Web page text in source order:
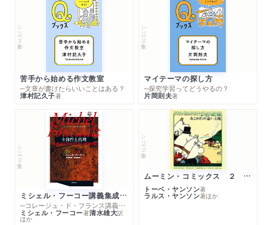
シリーズ・全集
苦手から始める作文教室
─文章が書けたらいいことはある？
津村記久子著
シリーズ・全集
マイテーマの探し方
─探究学習ってどうやるの？
片岡則夫著
シリーズ・全集
ミシェル・フーコー講義集成１０ 主体性と真理
─コレージュ・ド・フランス講義１９８０－１９８１年度
ミシェル・フーコー著清水雄大訳
ほか
シリーズ・全集
ムーミン・コミックス ２ あこがれの遠い土地
トーベ・ヤンソン著
ラルス・ヤンソン著ほか